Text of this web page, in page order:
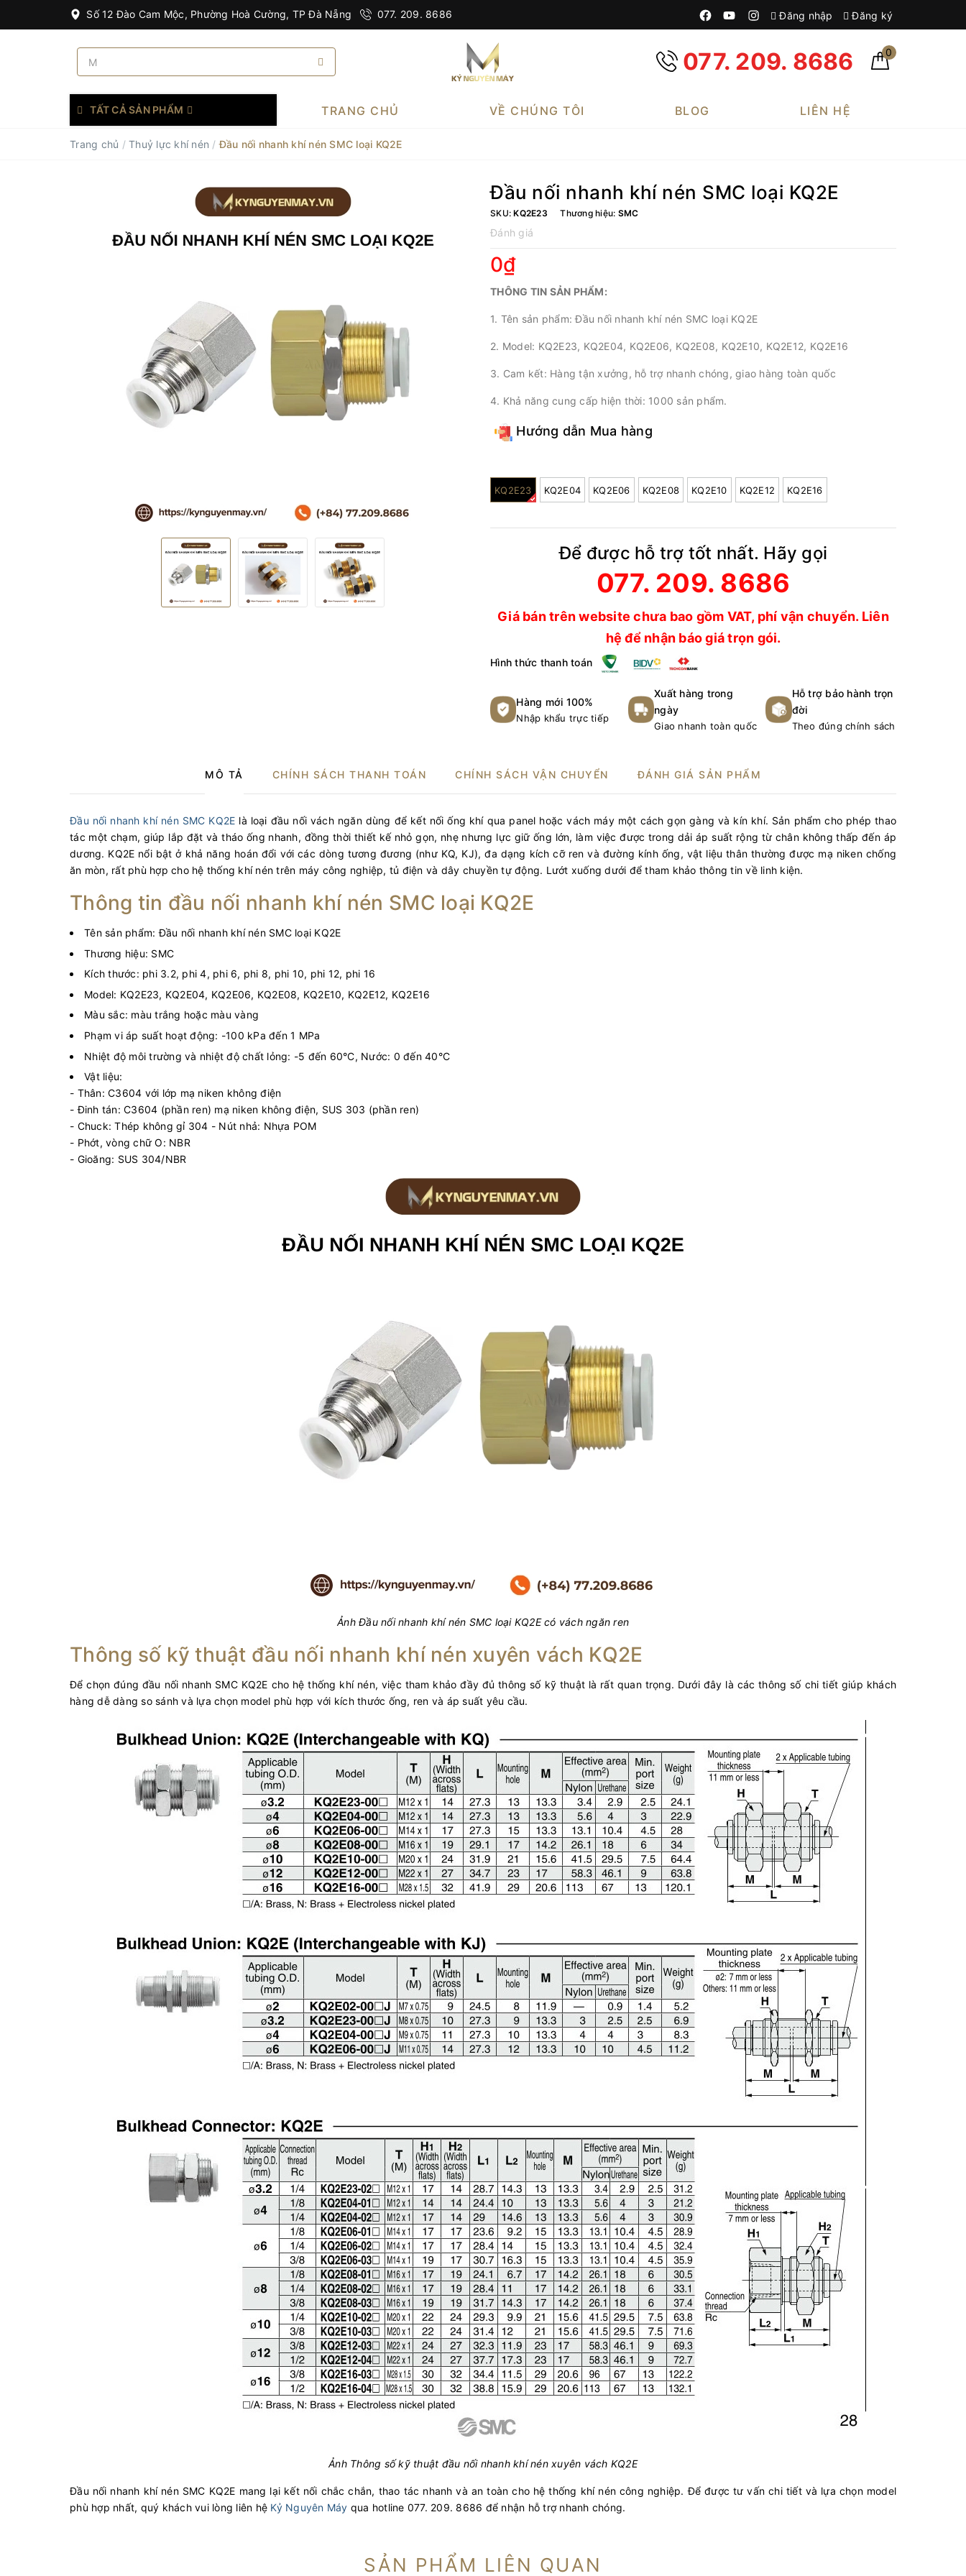
Số 12 Đào Cam Mộc, Phường Hoà Cường, TP Đà Nẵng 077. 209. 8686 Đăng nhập Đăng ký
077. 209. 8686 0
TẤT CẢ SẢN PHẨM TRANG CHỦ VỀ CHÚNG TÔI BLOG LIÊN HỆ
Trang chủ / Thuỷ lực khí nén /Đầu nối nhanh khí nén SMC loại KQ2E
Đầu nối nhanh khí nén SMC loại KQ2E
SKU:KQ2E23 Thương hiệu: SMC
Đánh giá
0₫
THÔNG TIN SẢN PHẨM:
1. Tên sản phẩm: Đầu nối nhanh khí nén SMC loại KQ2E
2. Model: KQ2E23, KQ2E04, KQ2E06, KQ2E08, KQ2E10, KQ2E12, KQ2E16
3. Cam kết: Hàng tận xưởng, hỗ trợ nhanh chóng, giao hàng toàn quốc
4. Khả năng cung cấp hiện thời: 1000 sản phẩm.
Hướng dẫn Mua hàng
KQ2E23 KQ2E04 KQ2E06 KQ2E08 KQ2E10 KQ2E12 KQ2E16
Để được hỗ trợ tốt nhất. Hãy gọi
077. 209. 8686
Giá bán trên website chưa bao gồm VAT, phí vận chuyển. Liên
hệ để nhận báo giá trọn gói.
Hình thức thanh toán
Hàng mới 100%
Nhập khẩu trực tiếp
Xuất hàng trong
ngày
Giao nhanh toàn quốc
Hỗ trợ bảo hành trọn
đời
Theo đúng chính sách
MÔ TẢ CHÍNH SÁCH THANH TOÁN CHÍNH SÁCH VẬN CHUYỂN ĐÁNH GIÁ SẢN PHẨM
Đầu nối nhanh khí nén SMC KQ2E là loại đầu nối vách ngăn dùng để kết nối ống khí qua panel hoặc vách máy một cách gọn gàng và kín khí. Sản phẩm cho phép thao
tác một chạm, giúp lắp đặt và tháo ống nhanh, đồng thời thiết kế nhỏ gọn, nhẹ nhưng lực giữ ống lớn, làm việc được trong dải áp suất rộng từ chân không thấp đến áp
dương. KQ2E nổi bật ở khả năng hoán đổi với các dòng tương đương (như KQ, KJ), đa dạng kích cỡ ren và đường kính ống, vật liệu thân thường được mạ niken chống
ăn mòn, rất phù hợp cho hệ thống khí nén trên máy công nghiệp, tủ điện và dây chuyền tự động. Lướt xuống dưới để tham khảo thông tin về linh kiện.
Thông tin đầu nối nhanh khí nén SMC loại KQ2E
Tên sản phẩm: Đầu nối nhanh khí nén SMC loại KQ2E
Thương hiệu: SMC
Kích thước: phi 3.2, phi 4, phi 6, phi 8, phi 10, phi 12, phi 16
Model: KQ2E23, KQ2E04, KQ2E06, KQ2E08, KQ2E10, KQ2E12, KQ2E16
Màu sắc: màu trắng hoặc màu vàng
Phạm vi áp suất hoạt động: -100 kPa đến 1 MPa
Nhiệt độ môi trường và nhiệt độ chất lỏng: -5 đến 60°C, Nước: 0 đến 40°C
Vật liệu:
- Thân: C3604 với lớp mạ niken không điện
- Đinh tán: C3604 (phần ren) mạ niken không điện, SUS 303 (phần ren)
- Chuck: Thép không gỉ 304 - Nút nhả: Nhựa POM
- Phớt, vòng chữ O: NBR
- Gioăng: SUS 304/NBR
Ảnh Đầu nối nhanh khí nén SMC loại KQ2E có vách ngăn ren
Thông số kỹ thuật đầu nối nhanh khí nén xuyên vách KQ2E
Để chọn đúng đầu nối nhanh SMC KQ2E cho hệ thống khí nén, việc tham khảo đầy đủ thông số kỹ thuật là rất quan trọng. Dưới đây là các thông số chi tiết giúp khách
hàng dễ dàng so sánh và lựa chọn model phù hợp với kích thước ống, ren và áp suất yêu cầu.
Ảnh Thông số kỹ thuật đầu nối nhanh khí nén xuyên vách KQ2E
Đầu nối nhanh khí nén SMC KQ2E mang lại kết nối chắc chắn, thao tác nhanh và an toàn cho hệ thống khí nén công nghiệp. Để được tư vấn chi tiết và lựa chọn model
phù hợp nhất, quý khách vui lòng liên hệ Kỷ Nguyên Máy qua hotline 077. 209. 8686 để nhận hỗ trợ nhanh chóng.
SẢN PHẨM LIÊN QUAN